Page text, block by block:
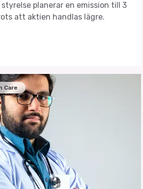
planerar en emission till 3
att aktien handlas lägre.
Care